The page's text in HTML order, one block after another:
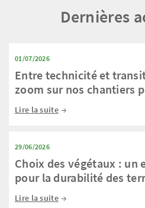
Dernières
01/07/2026
Entre technicité et
zoom sur nos chantiers
Lire la suite
29/06/2026
Choix des végétaux : un
pour la durabilité des
Lire la suite